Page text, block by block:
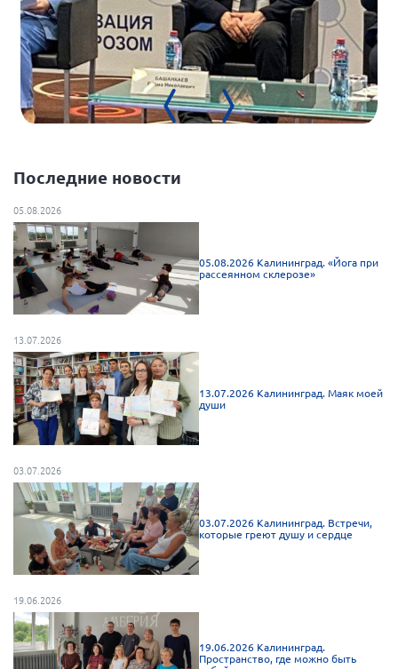
Всероссийская онлайн конференция
"Рассеянный склероз. XX лет работы
ОООИБРС" (25-29.08.2020)
Всероссийская конференция-тренинг
"Рассеянный склероз: новые реалии" (26-
29.05.2022)
Общероссийская РС
Алтайский край
Архангельская область
Брянская область
Владимирская область
Волгоградская область
Воронежская область
Ивановская область
Калининградская область
Кировская область
Краснодарский край
Красноярский край
Липецкая область
Ленинградская область
г. Москва
Московская область
Последние новости
05.08.2026
05.08.2026 Калининград. «Йога при
рассеянном склерозе»
13.07.2026
13.07.2026 Калининград. Маяк моей
души
03.07.2026
03.07.2026 Калининград. Встречи,
которые греют душу и сердце
19.06.2026
19.06.2026 Калининград.
Пространство, где можно быть